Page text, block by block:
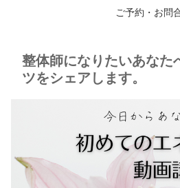
ご予約・お問
整体師になりたいあなた
ツをシェアします。